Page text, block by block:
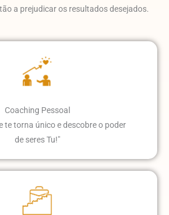
a prejudicar os resultados desejados.
Coaching Pessoal
te torna único e descobre o poder
de seres Tu!"